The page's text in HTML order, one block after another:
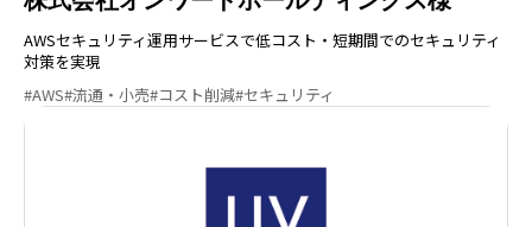
AWSセキュリティ運用サービスで低コスト・短期間でのセキュリティ
対策を実現
#AWS#流通・小売#コスト削減#セキュリティ